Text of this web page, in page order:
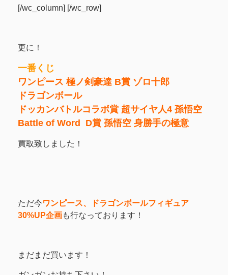
[/wc_column] [/wc_row]
更に！
一番くじ
ワンピース 極ノ剣豪達 B賞 ゾロ十郎
ドラゴンボール
ドッカンバトルコラボ賞 超サイヤ人4 孫悟空
Battle of Word D賞 孫悟空 身勝手の極意
買取致しました！
ただ今ワンピース、ドラゴンボールフィギュア
30%UP企画も行なっております！
まだまだ買います！